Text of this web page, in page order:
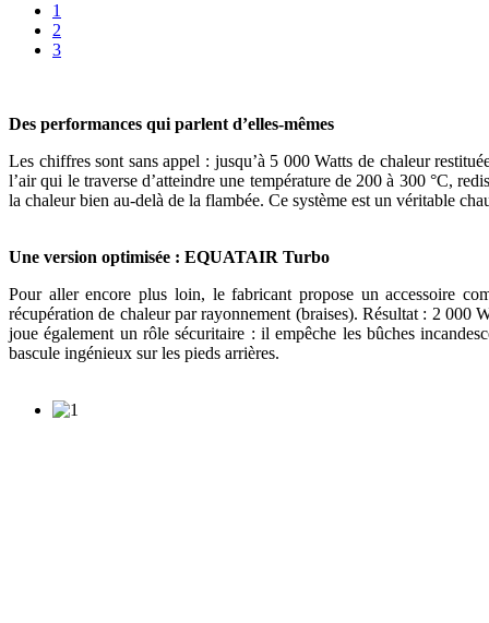
1
2
3
Des performances qui parlent d’elles-mêmes
Les chiffres sont sans appel : jusqu’à 5 000 Watts de chaleur
l’air qui le traverse d’atteindre une température de 200 à 300 °C,
la chaleur bien au-delà de la flambée. Ce système est un véritable
Une version optimisée : EQUATAIR Turbo
Pour aller encore plus loin, le fabricant propose un accessoire
récupération de chaleur par rayonnement (braises). Résultat : 2
joue également un rôle sécuritaire : il empêche les bûches
bascule ingénieux sur les pieds arrières.